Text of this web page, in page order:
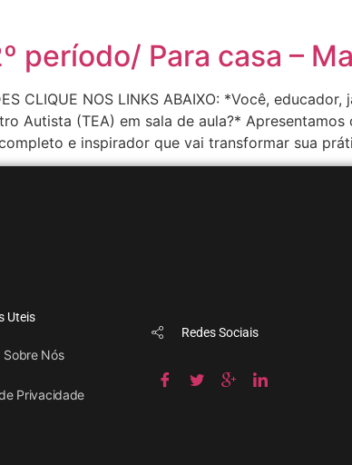
período/ Para casa –
CLIQUE NOS LINKS ABAIXO: *Você,
Autista (TEA) em sala de aula?* Apresentamos
e inspirador que vai transformar sua
Uteis
Sobre Nós
Privacidade
Redes Sociais